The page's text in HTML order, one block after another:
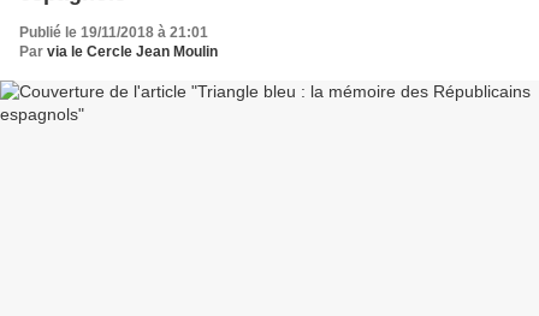
Publié le 19/11/2018 à 21:01
Par via le Cercle Jean Moulin